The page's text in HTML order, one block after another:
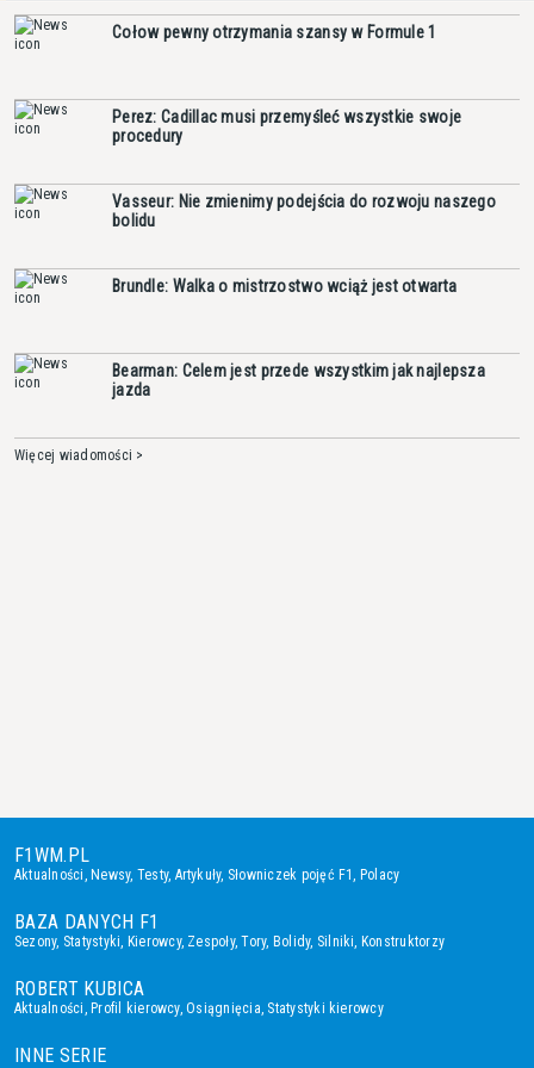
Cołow pewny otrzymania szansy w Formule 1
Perez: Cadillac musi przemyśleć wszystkie swoje
procedury
Vasseur: Nie zmienimy podejścia do rozwoju naszego
bolidu
Brundle: Walka o mistrzostwo wciąż jest otwarta
Bearman: Celem jest przede wszystkim jak najlepsza
jazda
Więcej wiadomości >
F1WM.PL
Aktualności, Newsy, Testy, Artykuły, Słowniczek pojęć F1, Polacy
BAZA DANYCH F1
Sezony, Statystyki, Kierowcy, Zespoły,Tory, Bolidy, Silniki, Konstruktorzy
ROBERT KUBICA
Aktualności, Profil kierowcy,Osiągnięcia, Statystyki kierowcy
INNE SERIE